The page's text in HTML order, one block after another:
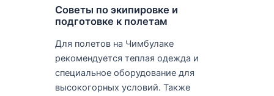
Советы по экипировке и
подготовке к полетам
Для полетов на Чимбулаке
рекомендуется теплая одежда и
специальное оборудование для
высокогорных условий. Также